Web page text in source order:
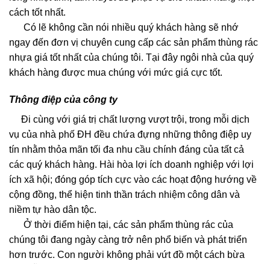
cách tốt nhất.
Có lẽ không cần nói nhiều quý khách hàng sẽ nhớ
ngay đến đơn vị chuyên cung cấp các sản phẩm thùng rác
nhựa giá tốt nhất của chúng tôi. Tại đây ngôi nhà của quý
khách hàng được mua chúng với mức giá cực tốt.
Thông điệp của công ty
Đi cùng với giá trị chất lượng vượt trội, trong mỗi dịch
vụ của nhà phố ĐH đều chứa đựng những thông điệp uy
tín nhằm thỏa mãn tối đa nhu cầu chính đáng của tất cả
các quý khách hàng. Hài hòa lợi ích doanh nghiệp với lợi
ích xã hội; đóng góp tích cực vào các hoạt động hướng về
cộng đồng, thể hiện tinh thần trách nhiệm công dân và
niềm tự hào dân tộc.
Ở thời điểm hiện tại, các sản phẩm thùng rác của
chúng tôi đang ngày càng trở nên phổ biến và phát triển
hơn trước. Con người không phải vứt đồ một cách bừa